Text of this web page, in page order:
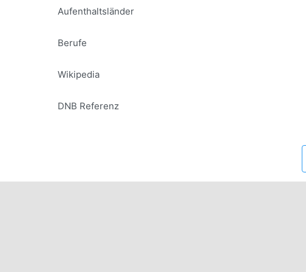
Aufenthaltsländer
Berufe
Wikipedia
DNB Referenz